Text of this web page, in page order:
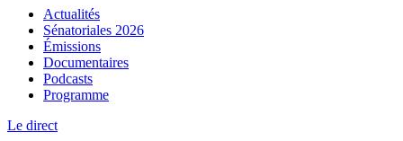
Actualités
Sénatoriales 2026
Émissions
Documentaires
Podcasts
Programme
Le direct